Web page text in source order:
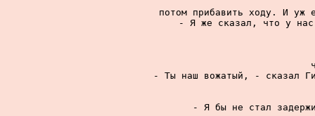
потом прибавить ходу. И уж
- Я же сказал, что у нас
- Ты наш вожатый, - сказал
- Я бы не стал